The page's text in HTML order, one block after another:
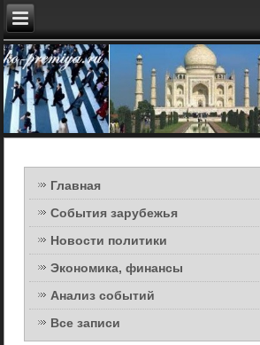
Главная
События зарубежья
Новости политики
Экономика, финансы
Анализ событий
Все записи